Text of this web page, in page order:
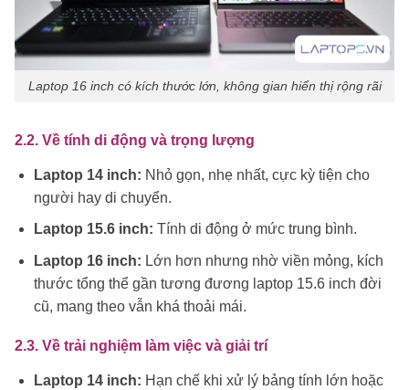
Laptop 16 inch có kích thước lớn, không gian hiển thị rộng rãi
2.2. Về tính di động và trọng lượng
Laptop 14 inch: Nhỏ gọn, nhẹ nhất, cực kỳ tiện cho
người hay di chuyển.
Laptop 15.6 inch: Tính di động ở mức trung bình.
Laptop 16 inch: Lớn hơn nhưng nhờ viền mỏng, kích
thước tổng thể gần tương đương laptop 15.6 inch đời
cũ, mang theo vẫn khá thoải mái.
2.3. Về trải nghiệm làm việc và giải trí
Laptop 14 inch: Hạn chế khi xử lý bảng tính lớn hoặc